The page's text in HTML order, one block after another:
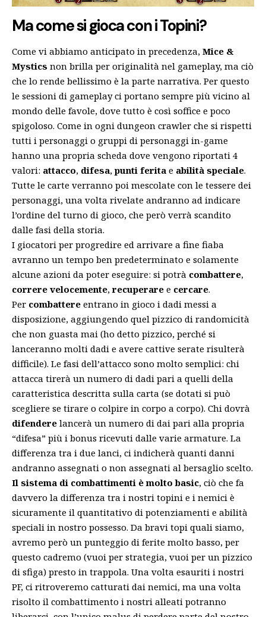
Ma come si gioca con i Topini?
Come vi abbiamo anticipato in precedenza, Mice &
Mystics non brilla per originalità nel gameplay, ma ciò
che lo rende bellissimo è la parte narrativa. Per questo
le sessioni di gameplay ci portano sempre più vicino al
mondo delle favole, dove tutto è così soffice e poco
spigoloso. Come in ogni dungeon crawler che si rispetti
tutti i personaggi o gruppi di personaggi in-game
hanno una propria scheda dove vengono riportati 4
valori: attacco, difesa,punti ferita e abilità speciale.
Tutte le carte verranno poi mescolate con le tessere dei
personaggi, una volta rivelate andranno ad indicare
l’ordine del turno di gioco, che però verrà scandito
dalle fasi della storia.
I giocatori per progredire ed arrivare a fine fiaba
avranno un tempo ben predeterminato e solamente
alcune azioni da poter eseguire: si potrà combattere,
correre velocemente,recuperare e cercare.
Per combattere entrano in gioco i dadi messi a
disposizione, aggiungendo quel pizzico di randomicità
che non guasta mai (ho detto pizzico, perché si
lanceranno molti dadi e avere cattive serate risulterà
difficile). Le fasi dell’attacco sono molto semplici: chi
attacca tirerà un numero di dadi pari a quelli della
caratteristica descritta sulla carta (se dotati si può
scegliere se tirare o colpire in corpo a corpo). Chi dovrà
difendere lancerà un numero di dai pari alla propria
“difesa” più i bonus ricevuti dalle varie armature. La
differenza tra i due lanci, ci indicherà quanti danni
andranno assegnati o non assegnati al bersaglio scelto.
Il sistema di combattimenti è molto basic, ciò che fa
davvero la differenza tra i nostri topini e i nemici è
sicuramente il quantitativo di potenziamenti e abilità
speciali in nostro possesso. Da bravi topi quali siamo,
avremo però un punteggio di ferite molto basso, per
questo cadremo (vuoi per strategia, vuoi per un pizzico
di sfiga) presto in trappola. Una volta esauriti i nostri
PF, ci ritroveremo catturati dai nemici, ma una volta
risolto il combattimento i nostri alleati potranno